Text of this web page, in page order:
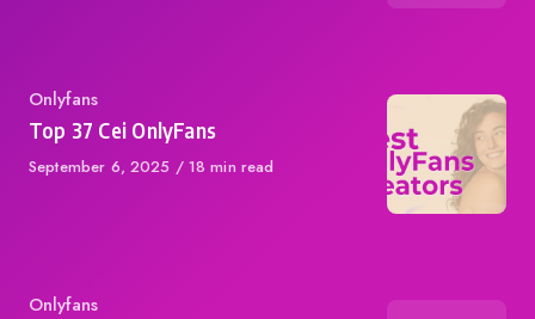
Category
Onlyfans
Top 37 Cei OnlyFans
Published
September 6, 2025 18 min read
Category
Onlyfans